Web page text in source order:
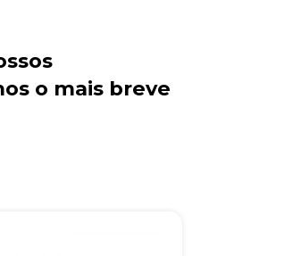
o mais breve